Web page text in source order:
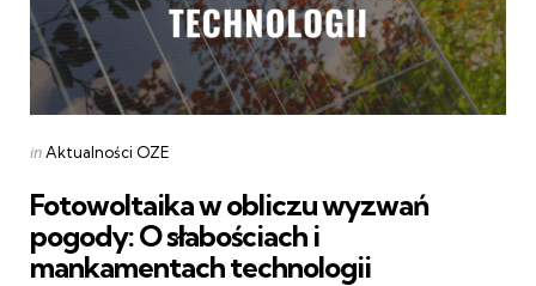
Categories
Posted
inAktualności OZE
Fotowoltaika w obliczu wyzwań
pogody: O słabościach i
mankamentach technologii